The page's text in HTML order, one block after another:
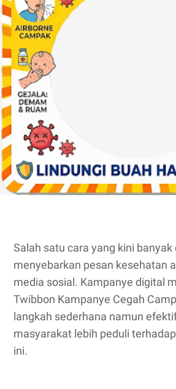
Salah satu cara yang kini
menyebarkan pesan kesehatan
media sosial. Kampanye digital
Twibbon Kampanye Cegah
langkah sederhana namun
masyarakat lebih peduli
ini.